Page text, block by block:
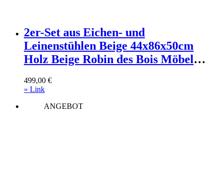
2er-Set aus Eichen- und
Leinenstühlen Beige 44x86x50cm
Holz Beige Robin des Bois Möbel
499,00 €
» Link
ANGEBOT